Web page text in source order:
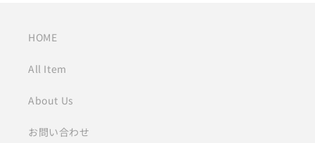
HOME
All Item
About Us
お問い合わせ